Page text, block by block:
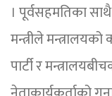
। पूर्वसहमतिका
मन्त्रीले
पार्टी र